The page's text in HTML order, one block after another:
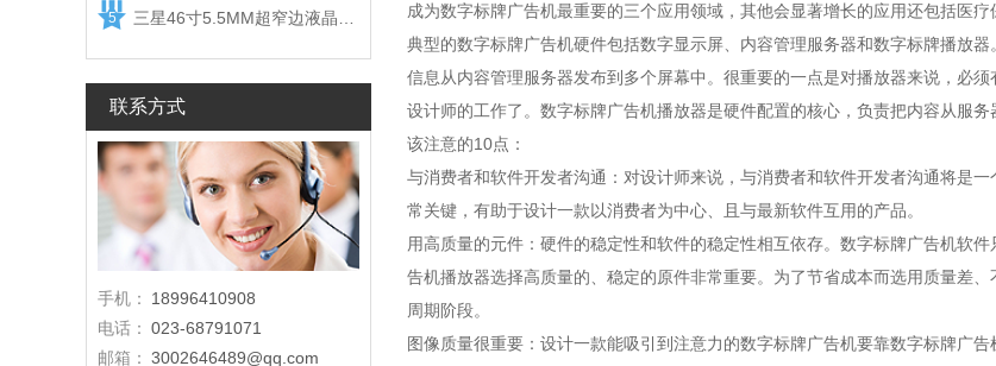
5
联系方式
手机：
18996410908
电话： 023-68791071
邮箱： 3002646489@qq.com
成为数字标牌广告机最重要的三个应用领域，其他会显著增长的应用还包括医疗
典型的数字标牌广告机硬件包括数字显示屏、内容管理服务器和数字标牌播放
信息从内容管理服务器发布到多个屏幕中。很重要的一点是对播放器来说，必
设计师的工作了。数字标牌广告机播放器是硬件配置的核心，负责把内容从服
该注意的10点：
与消费者和软件开发者沟通：对设计师来说，与消费者和软件开发者沟通将是
常关键，有助于设计一款以消费者为中心、且与最新软件互用的产品。
用高质量的元件：硬件的稳定性和软件的稳定性相互依存。数字标牌广告机软
告机播放器选择高质量的、稳定的原件非常重要。为了节省成本而选用质量差
周期阶段。
图像质量很重要：设计一款能吸引到注意力的数字标牌广告机要靠数字标牌广